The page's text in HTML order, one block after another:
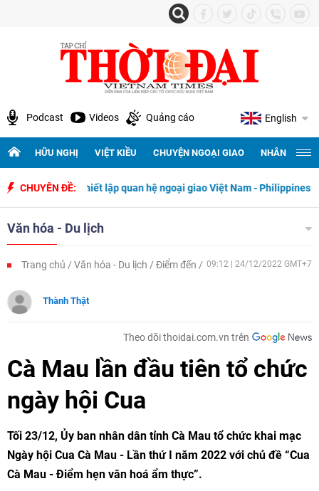
Podcast Videos Quảng cáo English
HỮU NGHỊ VIỆT KIỀU CHUYỆN NGOẠI GIAO NHÂN
CHUYÊN ĐỀ:
ngày thiết lập quan hệ ngoại giao Việt Nam - Philippines 500
Văn hóa - Du lịch
Trang chủ Văn hóa - Du lịch Điểm đến 09:12 | 24/12/2022 GMT+7
Thành Thật
Theo dõi thoidai.com.vn trên
Cà Mau lần đầu tiên tổ chức
ngày hội Cua
Tối 23/12, Ủy ban nhân dân tỉnh Cà Mau tổ chức khai mạc
Ngày hội Cua Cà Mau - Lần thứ I năm 2022 với chủ đề “Cua
Cà Mau - Điểm hẹn văn hoá ẩm thực”.